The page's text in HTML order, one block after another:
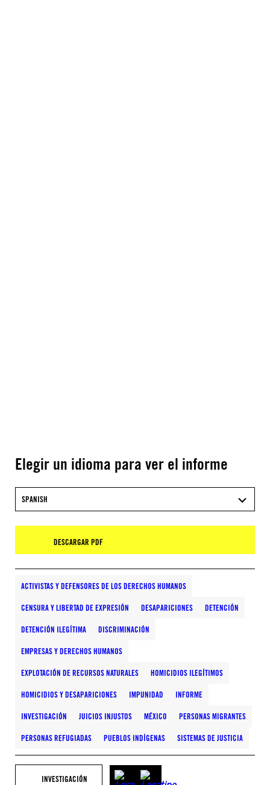
Elegir un idioma para ver el informe
SPANISH
DESCARGAR PDF
ACTIVISTAS Y DEFENSORES DE LOS DERECHOS HUMANOS
CENSURA Y LIBERTAD DE EXPRESIÓN DESAPARICIONES DETENCIÓN
DETENCIÓN ILEGÍTIMA DISCRIMINACIÓN
EMPRESAS Y DERECHOS HUMANOS
EXPLOTACIÓN DE RECURSOS NATURALES HOMICIDIOS ILEGÍTIMOS
HOMICIDIOS Y DESAPARICIONES IMPUNIDAD INFORME
INVESTIGACIÓN JUICIOS INJUSTOS MÉXICO PERSONAS MIGRANTES
PERSONAS REFUGIADAS PUEBLOS INDÍGENAS SISTEMAS DE JUSTICIA
INVESTIGACIÓN